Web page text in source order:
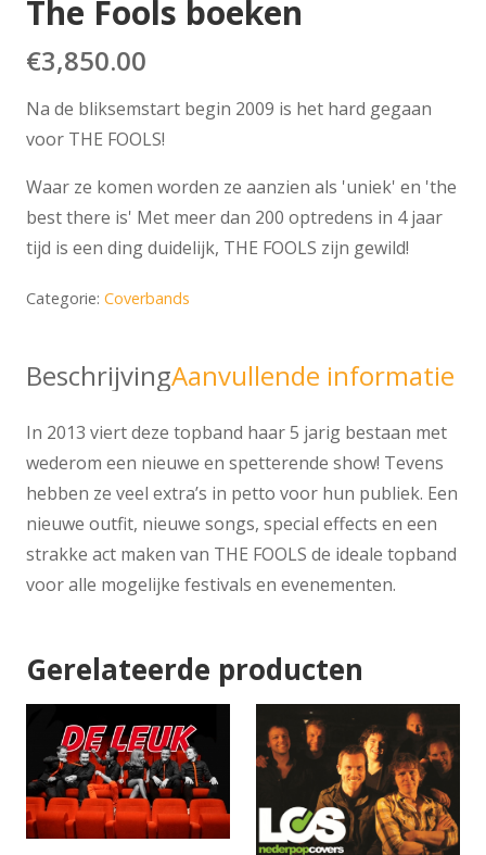
The Fools boeken
€3,850.00
Na de bliksemstart begin 2009 is het hard gegaan
voor THE FOOLS!
Waar ze komen worden ze aanzien als 'uniek' en 'the
best there is' Met meer dan 200 optredens in 4 jaar
tijd is een ding duidelijk, THE FOOLS zijn gewild!
Categorie: Coverbands
BeschrijvingAanvullende informatie
In 2013 viert deze topband haar 5 jarig bestaan met
wederom een nieuwe en spetterende show! Tevens
hebben ze veel extra’s in petto voor hun publiek. Een
nieuwe outfit, nieuwe songs, special effects en een
strakke act maken van THE FOOLS de ideale topband
voor alle mogelijke festivals en evenementen.
Gerelateerde producten